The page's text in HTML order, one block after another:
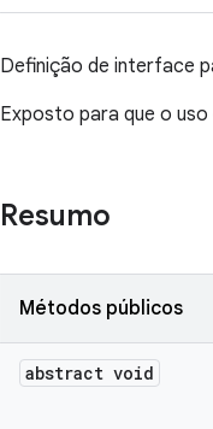
Definição de interface
Exposto para que o uso
Resumo
Métodos públicos
abstract void